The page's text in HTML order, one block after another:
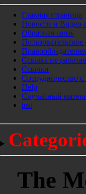
Главная страница
Новости и Видео
Обратная связь
Правообладателям
Ссылка не
Ссылки
Сотрудничество
Help
Cлучайный
test
The